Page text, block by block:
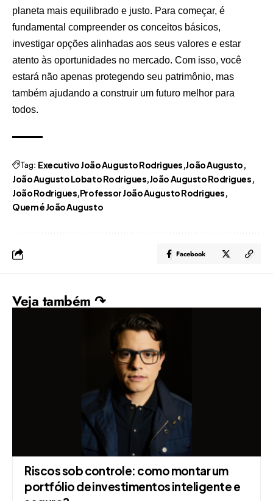
planeta mais equilibrado e justo. Para começar, é
fundamental compreender os conceitos básicos,
investigar opções alinhadas aos seus valores e estar
atento às oportunidades no mercado. Com isso, você
estará não apenas protegendo seu patrimônio, mas
também ajudando a construir um futuro melhor para
todos.
Tag: Executivo João Augusto Rodrigues João Augusto
João Augusto Lobato Rodrigues João Augusto Rodrigues
João Rodrigues Professor João Augusto Rodrigues
Quem é João Augusto
Facebook
Veja também ↷
Riscos sob controle: como montar um
portfólio de investimentos inteligente e